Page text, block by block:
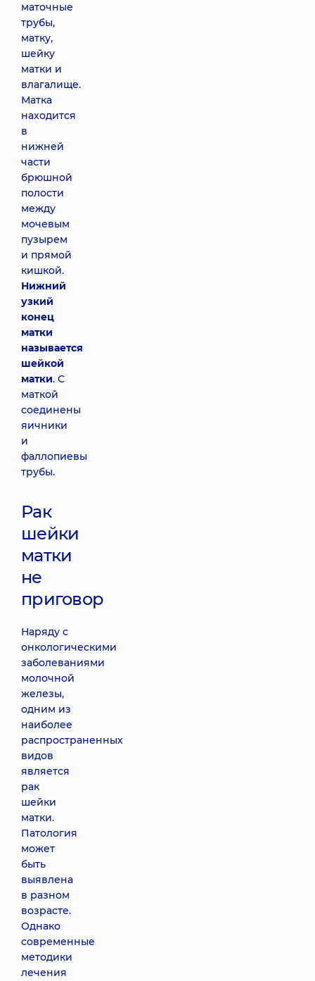
маточные
трубы,
матку,
шейку
матки и
влагалище.
Матка
находится
в
нижней
части
брюшной
полости
между
мочевым
пузырем
и прямой
кишкой.
Нижний
узкий
конец
матки
называется
шейкой
матки. С
маткой
соединены
яичники
и
фаллопиевы
трубы.
Рак
шейки
матки
не
приговор
Наряду с
онкологическими
заболеваниями
молочной
железы,
одним из
наиболее
распространенных
видов
является
рак
шейки
матки.
Патология
может
быть
выявлена
в разном
возрасте.
Однако
современные
методики
лечения